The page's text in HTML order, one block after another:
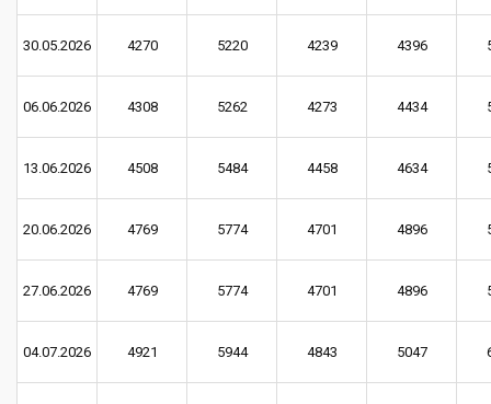
30.05.2026 4270 5220 4239 4396
06.06.2026 4308 5262 4273 4434
13.06.2026 4508 5484 4458 4634
20.06.2026 4769 5774 4701 4896
27.06.2026 4769 5774 4701 4896
04.07.2026 4921 5944 4843 5047